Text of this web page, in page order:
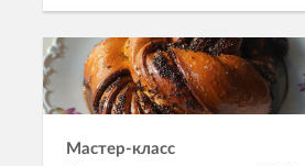
еды превращ...
Записаться
Мастер-класс